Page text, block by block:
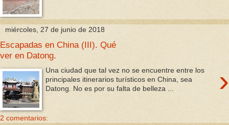
miércoles, 27 de junio de 2018
Escapadas en China (III). Qué
ver en Datong.
›
Una ciudad que tal vez no se encuentre entre los
principales itinerarios turísticos en China, sea
Datong. No es por su falta de belleza ...
2 comentarios: